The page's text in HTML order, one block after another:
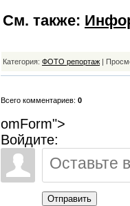
См. также:
Категория: ФОТО репортаж |
Всего комментариев: 0
omForm">
Войдите:
Отправить